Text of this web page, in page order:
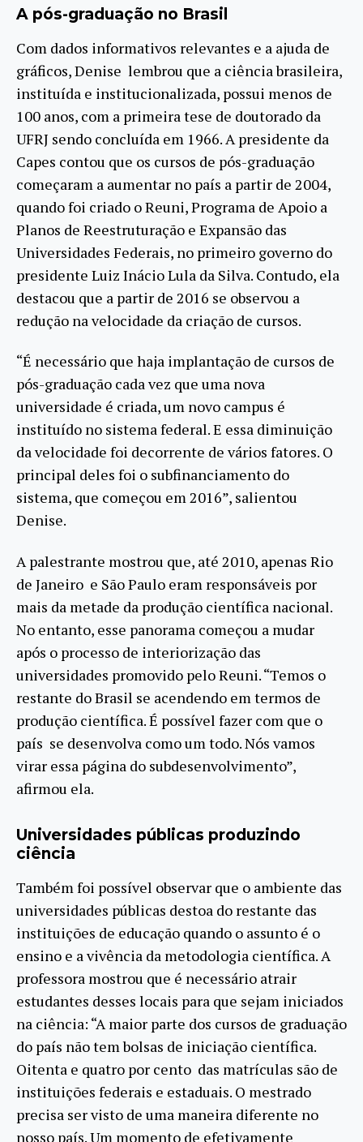
A pós-graduação no Brasil
Com dados informativos relevantes e a ajuda de
gráficos, Denise lembrou que a ciência brasileira,
instituída e institucionalizada, possui menos de
100 anos, com a primeira tese de doutorado da
UFRJ sendo concluída em 1966. A presidente da
Capes contou que os cursos de pós-graduação
começaram a aumentar no país a partir de 2004,
quando foi criado o Reuni, Programa de Apoio a
Planos de Reestruturação e Expansão das
Universidades Federais, no primeiro governo do
presidente Luiz Inácio Lula da Silva. Contudo, ela
destacou que a partir de 2016 se observou a
redução na velocidade da criação de cursos.
“É necessário que haja implantação de cursos de
pós-graduação cada vez que uma nova
universidade é criada, um novo campus é
instituído no sistema federal. E essa diminuição
da velocidade foi decorrente de vários fatores. O
principal deles foi o subfinanciamento do
sistema, que começou em 2016”, salientou
Denise.
A palestrante mostrou que, até 2010, apenas Rio
de Janeiro e São Paulo eram responsáveis por
mais da metade da produção científica nacional.
No entanto, esse panorama começou a mudar
após o processo de interiorização das
universidades promovido pelo Reuni. “Temos o
restante do Brasil se acendendo em termos de
produção científica. É possível fazer com que o
país se desenvolva como um todo. Nós vamos
virar essa página do subdesenvolvimento”,
afirmou ela.
Universidades públicas produzindo
ciência
Também foi possível observar que o ambiente das
universidades públicas destoa do restante das
instituições de educação quando o assunto é o
ensino e a vivência da metodologia científica. A
professora mostrou que é necessário atrair
estudantes desses locais para que sejam iniciados
na ciência: “A maior parte dos cursos de graduação
do país não tem bolsas de iniciação científica.
Oitenta e quatro por cento das matrículas são de
instituições federais e estaduais. O mestrado
precisa ser visto de uma maneira diferente no
nosso país. Um momento de efetivamente